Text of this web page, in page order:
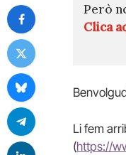
Però
Clica
Li fem
(https://